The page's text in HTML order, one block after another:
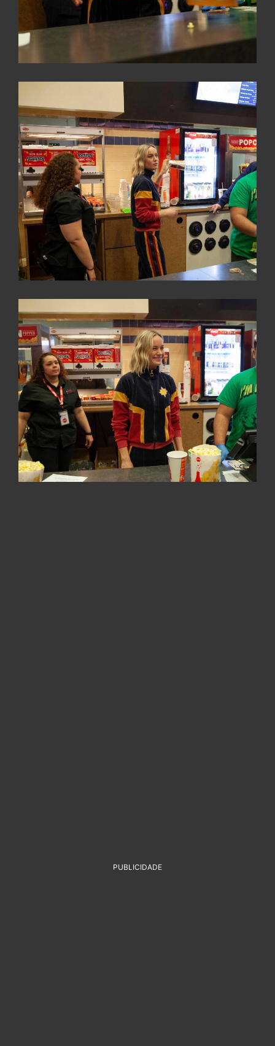
PUBLICIDADE